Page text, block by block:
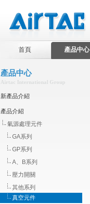
首頁 產品中心
產品中心
Airtac International Group
新產品介紹
產品介紹
氣源處理元件
GA系列
GP系列
A、B系列
壓力開關
其他系列
真空元件